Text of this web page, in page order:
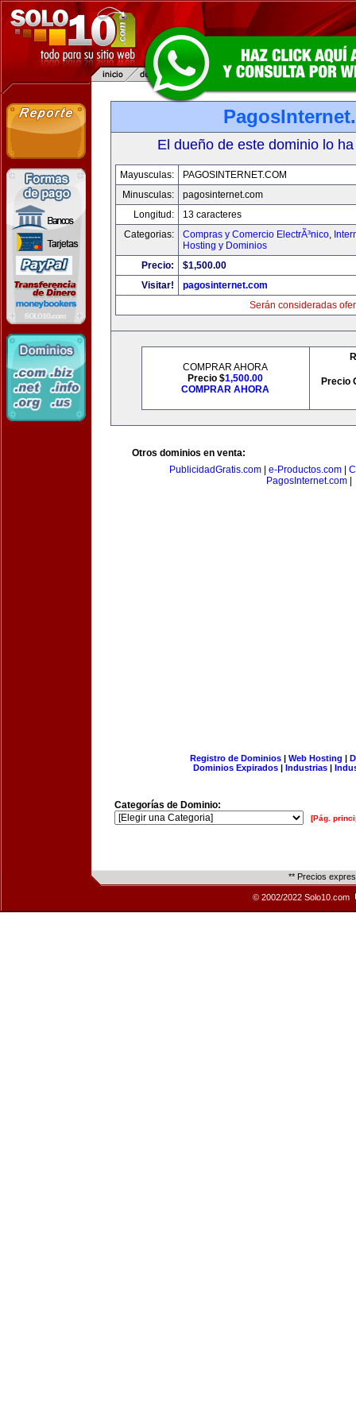
El dueño de este dominio lo
Mayusculas:
PAGOSINTERNET.COM
Minusculas:
pagosinternet.com
Longitud:
13 caracteres
Categorias:
Compras y Comercio ElectrÃ³nico,
Hosting y Dominios
Precio:
$1,500.00
Visitar!
pagosinternet.com
Serán consideradas
COMPRAR AHORA
Precio $1,500.00
COMPRAR AHORA
Precio
Otros dominios en venta:
PublicidadGratis.com
e-Productos.com
PagosInternet.com
Registro de Dominios| Web Hosting |
Dominios Expirados | Industrias |
Categorías de Dominio:
[Pág.
** Precios
© 2002/2022 Solo10.com